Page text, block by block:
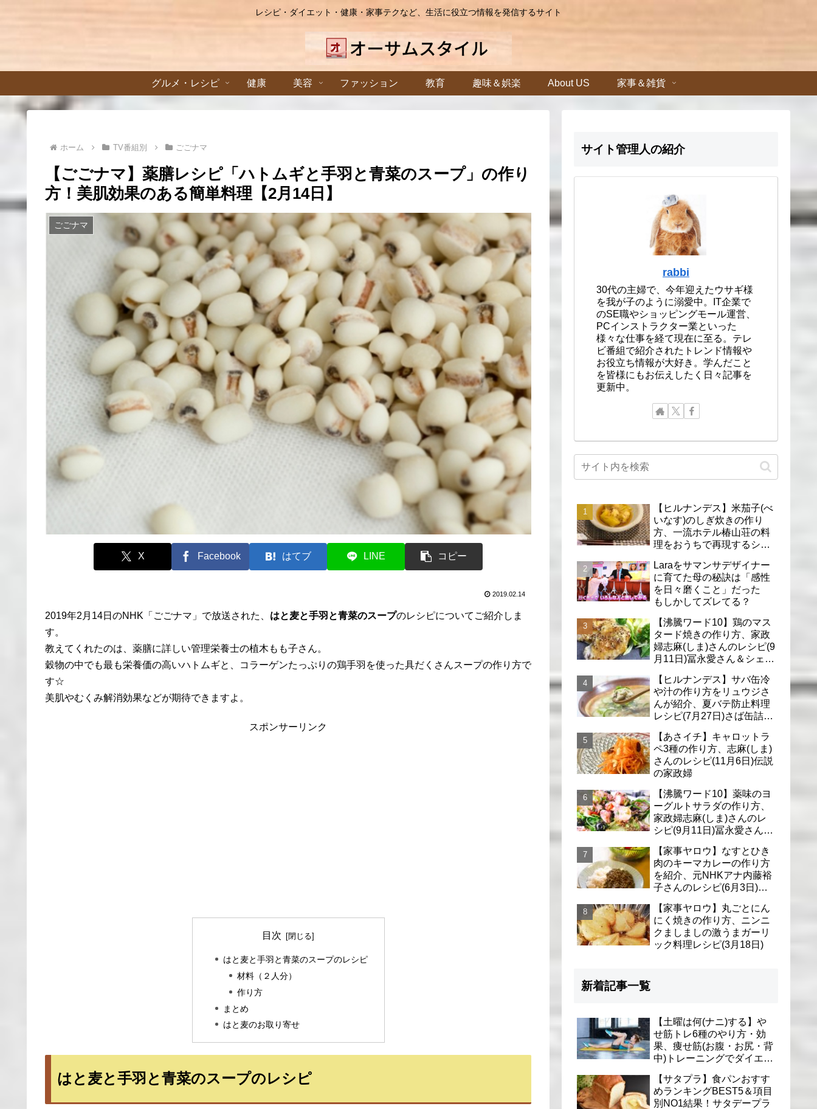
レシピ・ダイエット・健康・家事テクなど、生活に役立つ情報を発信するサイト
グルメ・レシピ 健康 美容 ファッション 教育 趣味＆娯楽 About US 家事＆雑貨
ホーム TV番組別 ごごナマ
【ごごナマ】薬膳レシピ「ハトムギと手羽と青菜のスープ」の作り
方！美肌効果のある簡単料理【2月14日】
ごごナマ
X Facebook はてブ LINE コピー
2019.02.14
2019年2月14日のNHK「ごごナマ」で放送された、 はと麦と手羽と青菜のスープのレシピについてご紹介しま
す。
教えてくれたのは、薬膳に詳しい管理栄養士の植木もも子さん。
穀物の中でも最も栄養価の高いハトムギと、コラーゲンたっぷりの鶏手羽を使った具だくさんスープの作り方で
す☆
美肌やむくみ解消効果などが期待できますよ。
スポンサーリンク
目次
はと麦と手羽と青菜のスープのレシピ
材料（２人分）
作り方
まとめ
はと麦のお取り寄せ
はと麦と手羽と青菜のスープのレシピ
サイト管理人の紹介
rabbi
30代の主婦で、今年迎えたウサギ様
を我が子のように溺愛中。IT企業で
のSE職やショッピングモール運営、
PCインストラクター業といった
様々な仕事を経て現在に至る。テレ
ビ番組で紹介されたトレンド情報や
お役立ち情報が大好き。学んだこと
を皆様にもお伝えしたく日々記事を
更新中。
【ヒルナンデス】米茄子(べ
いなす)のしぎ炊きの作り
方、一流ホテル椿山荘の料
理をおうちで再現するシェ
Laraをサマンサデザイナー
に育てた母の秘訣は「感性
を日々磨くこと」だった
もしかしてズレてる？
【沸騰ワード10】鶏のマス
タード焼きの作り方、家政
婦志麻(しま)さんのレシピ(9
月11日)冨永愛さん＆シェリ
【ヒルナンデス】サバ缶冷
や汁の作り方をリュウジさ
んが紹介、夏バテ防止料理
レシピ(7月27日)さば缶詰で
【あさイチ】キャロットラ
ペ3種の作り方、志麻(しま)
さんのレシピ(11月6日)伝説
の家政婦
【沸騰ワード10】薬味のヨ
ーグルトサラダの作り方、
家政婦志麻(しま)さんのレ
シピ(9月11日)冨永愛さん＆
【家事ヤロウ】なすとひき
肉のキーマカレーの作り方
を紹介、元NHKアナ内藤裕
子さんのレシピ(6月3日)リ
【家事ヤロウ】丸ごとにん
にく焼きの作り方、ニンニ
クましましの激うまガーリ
ック料理レシピ(3月18日)
新着記事一覧
【土曜は何(ナニ)する】や
せ筋トレ6種のやり方・効
果、痩せ筋(お腹・お尻・背
中)トレーニングでダイエッ
【サタプラ】食パンおすす
めランキングBEST5＆項目
別NO1結果！サタデープラ